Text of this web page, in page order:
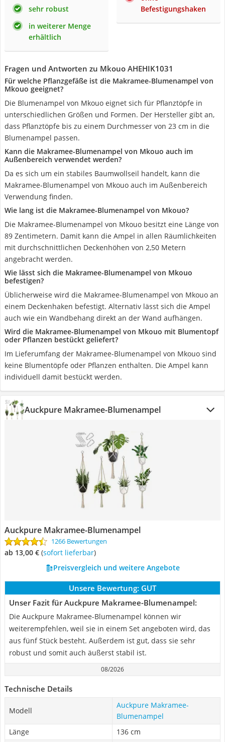
sehr robust
in weiterer Menge
erhältlich
Befestigungshaken
Fragen und Antworten zu Mkouo AHEHIK1031
Für welche Pflanzgefäße ist die Makramee-Blumenampel von
Mkouo geeignet?
Die Blumenampel von Mkouo eignet sich für Pflanztöpfe in
unterschiedlichen Größen und Formen. Der Hersteller gibt an,
dass Pflanztöpfe bis zu einem Durchmesser von 23 cm in die
Blumenampel passen.
Kann die Makramee-Blumenampel von Mkouo auch im
Außenbereich verwendet werden?
Da es sich um ein stabiles Baumwollseil handelt, kann die
Makramee-Blumenampel von Mkouo auch im Außenbereich
Verwendung finden.
Wie lang ist die Makramee-Blumenampel von Mkouo?
Die Makramee-Blumenampel von Mkouo besitzt eine Länge von
89 Zentimetern. Damit kann die Ampel in allen Räumlichkeiten
mit durchschnittlichen Deckenhöhen von 2,50 Metern
angebracht werden.
Wie lässt sich die Makramee-Blumenampel von Mkouo
befestigen?
Üblicherweise wird die Makramee-Blumenampel von Mkouo an
einem Deckenhaken befestigt. Alternativ lässt sich die Ampel
auch wie ein Wandbehang direkt an der Wand aufhängen.
Wird die Makramee-Blumenampel von Mkouo mit Blumentopf
oder Pflanzen bestückt geliefert?
Im Lieferumfang der Makramee-Blumenampel von Mkouo sind
keine Blumentöpfe oder Pflanzen enthalten. Die Ampel kann
individuell damit bestückt werden.
Auckpure Makramee-Blumenampel
Auckpure Makramee-Blumenampel
1266 Bewertungen
ab 13,00 € ( Sofort lieferbar)
Preisvergleich und weitere Angebote
Unsere Bewertung: GUT
Unser Fazit für Auckpure Makramee-Blumenampel:
Die Auckpure Makramee-Blumenampel können wir
weiterempfehlen, weil sie in einem Set angeboten wird, das
aus fünf Stück besteht. Außerdem ist gut, dass sie sehr
robust und somit auch äußerst stabil ist.
08/2026
Technische Details
Modell
Auckpure Makramee-
Blumenampel
Länge
136 cm